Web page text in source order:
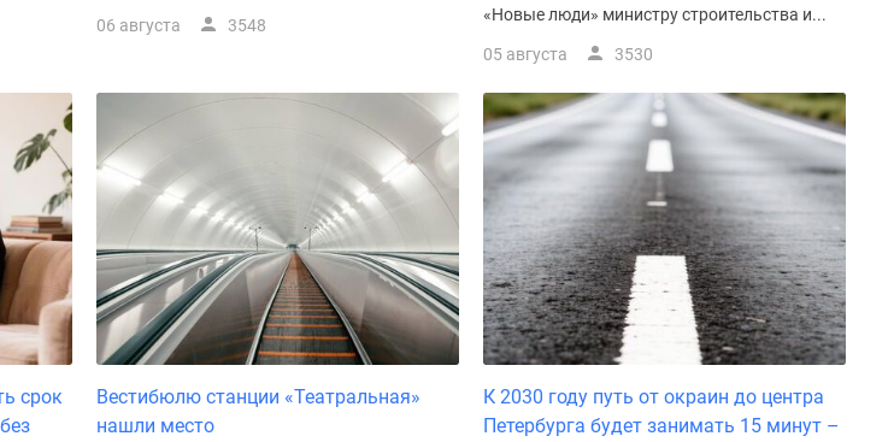
06 августа 3548
«Новые люди» министру строительства и...
05 августа 3530
срок
Вестибюлю станции «Театральная»
нашли место
К 2030 году путь от окраин до центра
Петербурга будет занимать 15 минут –